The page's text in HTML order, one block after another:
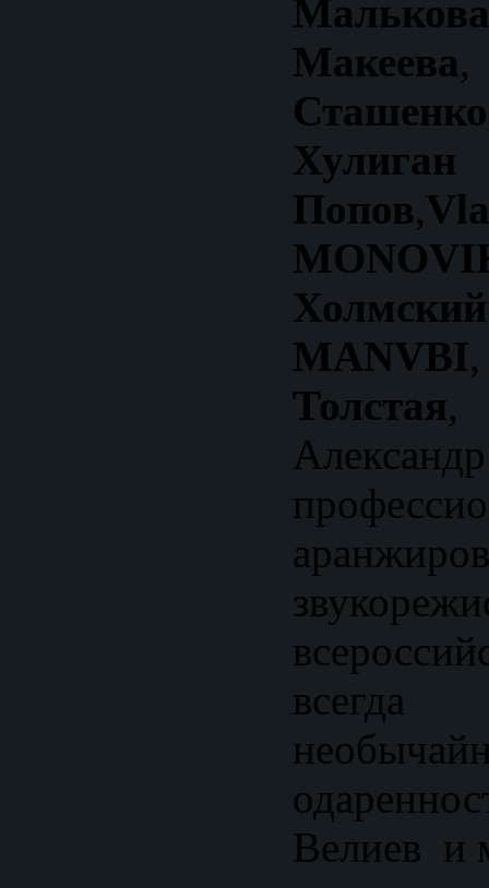
Макеева
Попов,
Холмский
MANVBI
Толстая,
Велиев и